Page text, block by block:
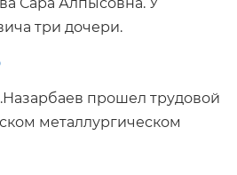
три дочери.
прошел трудовой
металлургическом